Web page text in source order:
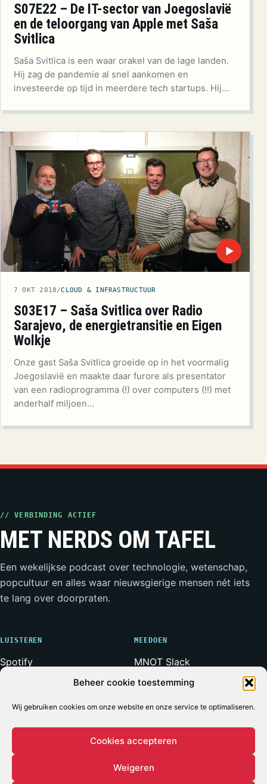
Beheer cookie toestemming
Wij gebruiken cookies om onze website en onze service te optimaliseren.
Cookies accepteren
Weigeren
S07E22 – De IT-sector van Joegoslavië
en de teloorgang van Apple met Saša
Svitlica
Saša Svitlica is een waar orakel van de lage landen.
Hij zag de pandemie al snel aankomen en
investeerde op tijd in meerdere tech startups. Hij…
▶
7 OKT 2018/CLOUD & INFRASTRUCTUUR
S03E17 – Saša Svitlica over Radio
Sarajevo, de energietransitie en Eigen
Wolkje
Onze gast Saša Svitlica groeide op in het voormalig
Joegoslavië en maakte daar furore als presentator
van een radioprogramma (!) over computers (!!) met
anderhalf miljoen…
// VERBINDING ACTIEF
MET NERDS OM TAFEL
Een wekelijkse podcast over technologie, wetenschap,
popcultuur en alles waar nieuwsgierige mensen nét iets
te lang over doorpraten.
LUISTEREN
Spotify
RSS-feed
MEEDOEN
MNOT Slack
Weerwolven Slack
Adverteren